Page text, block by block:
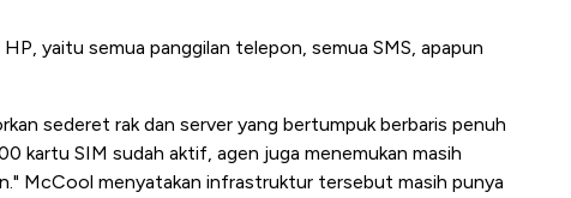
yaitu semua panggilan telepon, semua SMS, apapun
sederet rak dan server yang bertumpuk berbaris penuh
kartu SIM sudah aktif, agen juga menemukan masih
McCool menyatakan infrastruktur tersebut masih punya